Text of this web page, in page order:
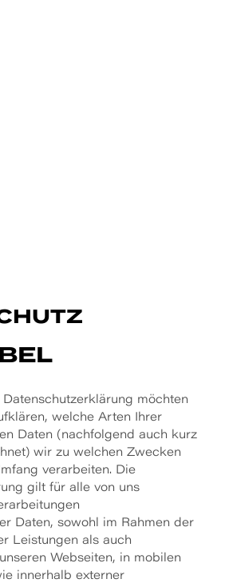
möchten
welche Arten Ihrer
Daten (nachfolgend auch kurz
wir zu welchen Zwecken
verarbeiten. Die
gilt für alle von uns
Daten, sowohl im Rahmen der
Leistungen als auch
Webseiten, in mobilen
innerhalb externer